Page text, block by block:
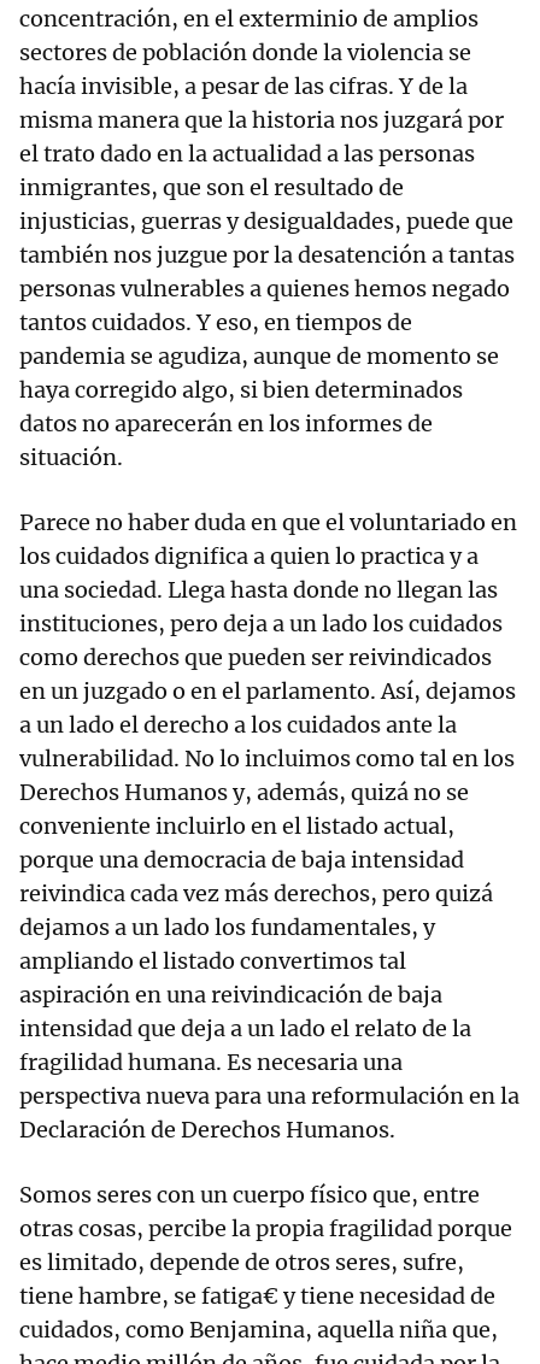
concentración, en el exterminio de amplios
sectores de población donde la violencia se
hacía invisible, a pesar de las cifras. Y de la
misma manera que la historia nos juzgará por
el trato dado en la actualidad a las personas
inmigrantes, que son el resultado de
injusticias, guerras y desigualdades, puede que
también nos juzgue por la desatención a tantas
personas vulnerables a quienes hemos negado
tantos cuidados. Y eso, en tiempos de
pandemia se agudiza, aunque de momento se
haya corregido algo, si bien determinados
datos no aparecerán en los informes de
situación.
Parece no haber duda en que el voluntariado en
los cuidados dignifica a quien lo practica y a
una sociedad. Llega hasta donde no llegan las
instituciones, pero deja a un lado los cuidados
como derechos que pueden ser reivindicados
en un juzgado o en el parlamento. Así, dejamos
a un lado el derecho a los cuidados ante la
vulnerabilidad. No lo incluimos como tal en los
Derechos Humanos y, además, quizá no se
conveniente incluirlo en el listado actual,
porque una democracia de baja intensidad
reivindica cada vez más derechos, pero quizá
dejamos a un lado los fundamentales, y
ampliando el listado convertimos tal
aspiración en una reivindicación de baja
intensidad que deja a un lado el relato de la
fragilidad humana. Es necesaria una
perspectiva nueva para una reformulación en la
Declaración de Derechos Humanos.
Somos seres con un cuerpo físico que, entre
otras cosas, percibe la propia fragilidad porque
es limitado, depende de otros seres, sufre,
tiene hambre, se fatiga€ y tiene necesidad de
cuidados, como Benjamina, aquella niña que,